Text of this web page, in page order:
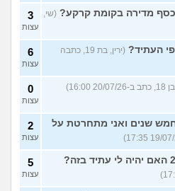
כסף מדירה בקומת קרקע? (שי,
3
עצות
העתיד?
(ירין, בת 19, כתבה
6
עצות
0
עצות
חמש שנים ואני מתחרטת על
2
עצות
5
עצות